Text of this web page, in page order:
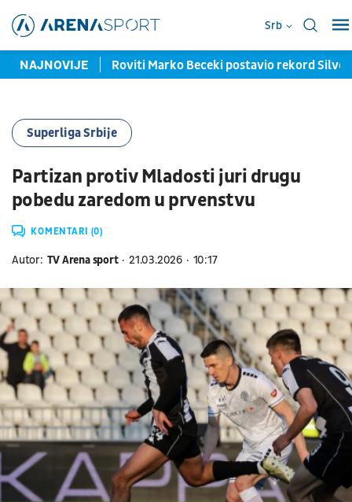
Srb
NAJNOVIJE
pojačanje Roviti Marko Beceki postavio rekord
Superliga Srbije
Partizan protiv Mladosti juri drugu
pobedu zaredom u prvenstvu
KOMENTARI (0)
Autor: TV Arena sport 21.03.2026 10:17